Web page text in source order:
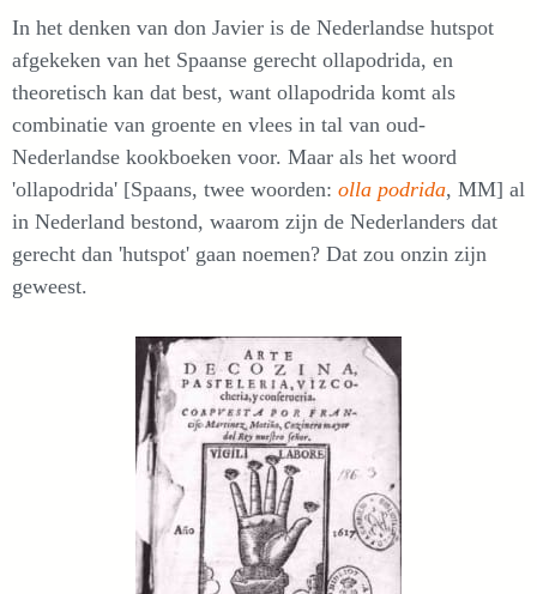
In het denken van don Javier is de Nederlandse hutspot
afgekeken van het Spaanse gerecht ollapodrida, en
theoretisch kan dat best, want ollapodrida komt als
combinatie van groente en vlees in tal van oud-
Nederlandse kookboeken voor. Maar als het woord
'ollapodrida' [Spaans, twee woorden: olla podrida, MM] al
in Nederland bestond, waarom zijn de Nederlanders dat
gerecht dan 'hutspot' gaan noemen? Dat zou onzin zijn
geweest.